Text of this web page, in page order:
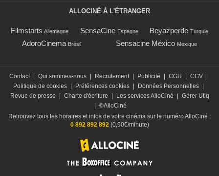
ALLOCINÉ À L'ÉTRANGER
Filmstarts Allemagne SensaCine Espagne Beyazperde Turquie
AdoroCinema Brésil Sensacine México Mexique
Contact | Qui sommes-nous | Recrutement | Publicité | CGU | CGV |
Politique de cookies | Préférences cookies | Données Personnelles |
Revue de presse
| Charte d'écriture | Les services AlloCiné | Gérer Utiq
| ©AlloCiné
Retrouvez tous les horaires et infos de votre cinéma sur le numéro AlloCiné :
0 892 892 892 (0,90€/minute)